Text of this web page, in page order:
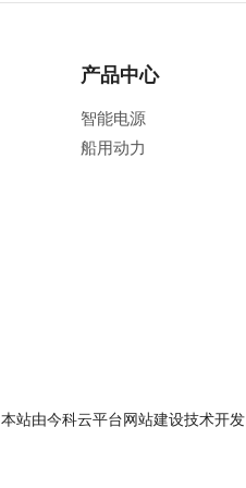
产品中心
智能电源
船用动力
本站由今科云平台网站建设技术开发